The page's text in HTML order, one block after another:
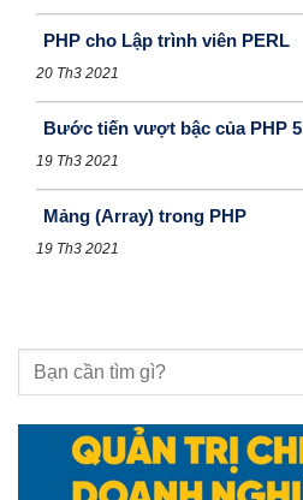
PHP cho Lập trình viên PERL
20 Th3 2021
Bước tiến vượt bậc của PHP 5
19 Th3 2021
Mảng (Array) trong PHP
19 Th3 2021